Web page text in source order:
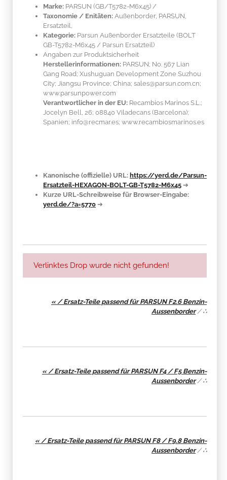
Marke: PARSUN (GB/T5782-M6x45) /
Taxonomie / Enitäten: Außenborder, PARSUN,
Ersatzteil,
Kategorie: Parsun Außenborder Ersatzteile (BOLT
GB-T5782-M6x45 / Parsun Ersatzteil)
Angaben zur Produktsicherheit
Herstellerinformationen: PARSUN; No. 567 Lian
Gang Road; Xushuguan Development Zone Suzhou
City; Jiangsu Province; China; sales@parsun.com.cn;
www.parsunpower.com
Verantwortlicher in der EU: Recambios Marinos S.L.;
Jocelyn Bell, 26; 08840 Viladecans (Barcelona);
Spanien; info@recmar.es; www.recambiosmarinos.es
Kanonische (offizielle) URL: https://yerd.de/Parsun-
Ersatzteil-HEXAGON-BOLT-GB-T5782-M6x45 ➔
Kurze URL-Schreibweise für Browser-Eingabe:
yerd.de/?a=5770 ➔
Verlinktes Drop wurde nicht gefunden!
« / Ersatz-Teile passend für PARSUN F2.6 Benzin-
Aussenborder/∴
« / Ersatz-Teile passend für PARSUN F4 / F5 Benzin-
Aussenborder/∴
« / Ersatz-Teile passend für PARSUN F8 / F9.8 Benzin-
Aussenborder/∴